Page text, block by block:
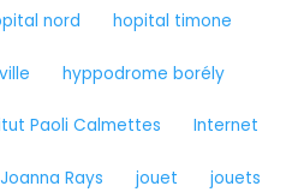
nord hopital timone
hyppodrome borély
Paoli Calmettes Internet
Joanna Rays jouet jouets